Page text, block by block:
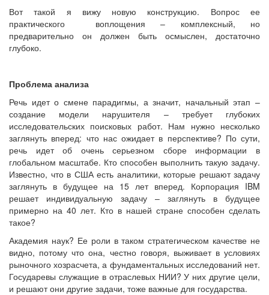
Вот такой я вижу новую конструкцию. Вопрос ее
практического воплощения – комплексный, но
предварительно он должен быть осмыслен, достаточно
глубоко.
Проблема анализа
Речь идет о смене парадигмы, а значит, начальный этап –
создание модели нарушителя – требует глубоких
исследовательских поисковых работ. Нам нужно несколько
заглянуть вперед: что нас ожидает в перспективе? По сути,
речь идет об очень серьезном сборе информации в
глобальном масштабе. Кто способен выполнить такую задачу.
Известно, что в США есть аналитики, которые решают задачу
заглянуть в будущее на 15 лет вперед. Корпорация IBM
решает индивидуальную задачу – заглянуть в будущее
примерно на 40 лет. Кто в нашей стране способен сделать
такое?
Академия наук? Ее роли в таком стратегическом качестве не
видно, потому что она, честно говоря, выживает в условиях
рыночного хозрасчета, а фундаментальных исследований нет.
Государевы служащие в отраслевых НИИ? У них другие цели,
и решают они другие задачи, тоже важные для государства.